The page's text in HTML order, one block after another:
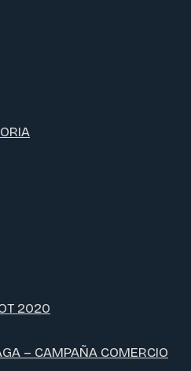
2020
– CAMPAÑA COMERCIO